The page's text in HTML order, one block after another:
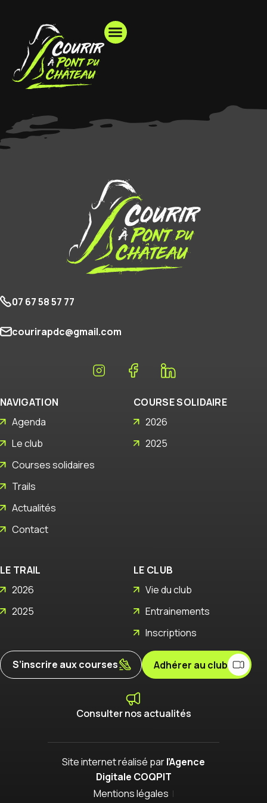
07 67 58 57 77
courirapdc@gmail.com
NAVIGATION
Agenda
Le club
Courses solidaires
Trails
Actualités
Contact
COURSE SOLIDAIRE
2026
2025
LE TRAIL
2026
2025
LE CLUB
Vie du club
Entrainements
Inscriptions
S’inscrire aux courses Adhérer au club
Consulter nos actualités
Site internet réalisé parl’Agence
Digitale COQPIT
Mentions légales